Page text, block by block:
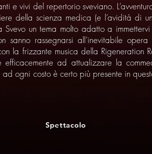
e vivi del repertorio sveviano.
della scienza medica (e l’avidità di
un tema molto adatto a immettervi
rassegnarsi all’inevitabile
la frizzante musica della Rigeneration
ad attualizzare la
ogni costo è certo più presente in
Spettacolo